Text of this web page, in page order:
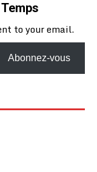
to your email.
Abonnez-vous